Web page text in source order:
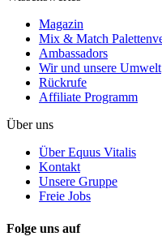
Magazin
Mix & Match
Ambassadors
Wir und unsere Umwelt
Rückrufe
Affiliate Programm
Über uns
Über Equus Vitalis
Kontakt
Unsere Gruppe
Freie Jobs
Folge uns auf